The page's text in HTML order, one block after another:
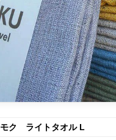
モク ライトタオル L